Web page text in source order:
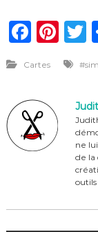
F
c
e
b
o
Pi
n
te
re
st r
Cartes
ne
de la
outils